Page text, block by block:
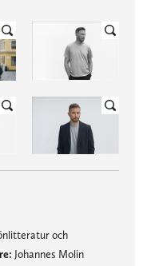
och
Johannes Molin